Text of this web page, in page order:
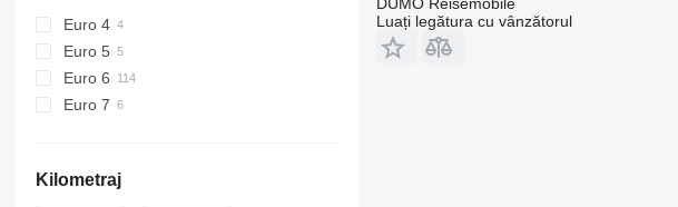
Euro 4
Euro 5
Euro 6
Euro 7
Kilometraj
Luați legătura cu vânzătorul